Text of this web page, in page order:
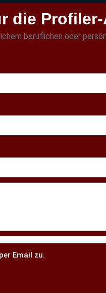
die
beruflichen oder
Email zu.